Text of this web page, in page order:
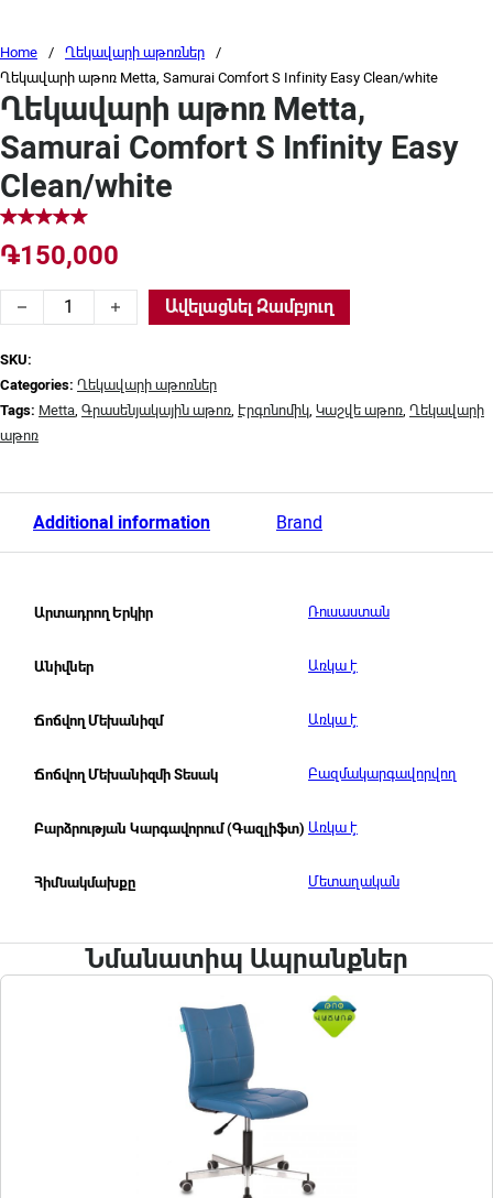
Home / Ղեկավարի աթոռներ
/
Ղեկավարի աթոռ Metta, Samurai Comfort S Infinity Easy Clean/white
Ղեկավարի աթոռ Metta,
Samurai Comfort S Infinity Easy
Clean/white
֏150,000
Ղեկավարի աթոռ Metta, Samurai Comfort S Infinity Easy
Ավելացնել Զամբյուղ
SKU:
Categories: Ղեկավարի աթոռներ
Tags: Metta Գրասենյակային աթոռ Էրգոնոմիկ Կաշվե աթոռ Ղեկավարի
աթոռ
Additional information Brand
Արտադրող Երկիր Ռուսաստան
Անիվներ Առկա է
Ճոճվող Մեխանիզմ Առկա է
Ճոճվող Մեխանիզմի Տեսակ Բազմակարգավորվող
Բարձրության Կարգավորում (Գազլիֆտ) Առկա է
Հիմնակմախքը Մետաղական
Նմանատիպ Ապրանքներ